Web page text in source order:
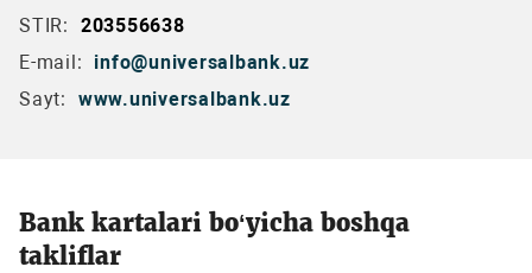
STIR:
203556638
E-mail:
info@universalbank.uz
Sayt:
www.universalbank.uz
Bank kartalari bo‘yicha boshqa
takliflar